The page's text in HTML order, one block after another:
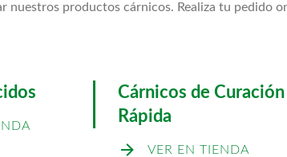
nuestros productos cárnicos. Realiza tu
Cárnicos de Curación
Rápida
VER EN TIENDA